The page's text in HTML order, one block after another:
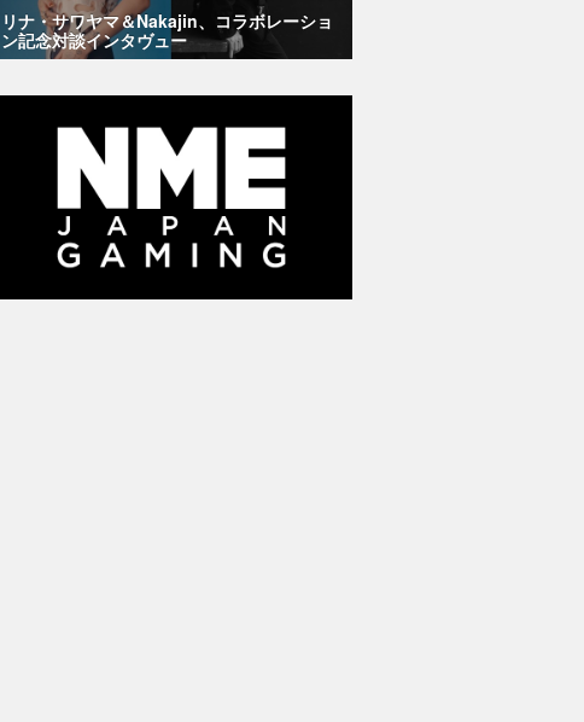
リナ・サワヤマ＆Nakajin、コラボレーショ
ン記念対談インタヴュー